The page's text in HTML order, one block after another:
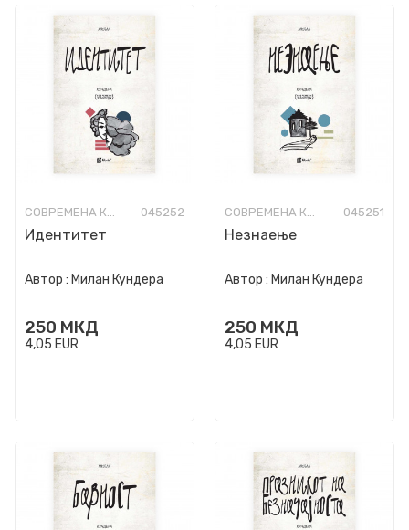
СОВРЕМЕНА КНИЖЕВНОСТ 045252
Идентитет
Автор : Милан Кундера
250 МКД
4,05 EUR
СОВРЕМЕНА КНИЖЕВНОСТ 045251
Незнаење
Автор : Милан Кундера
250 МКД
4,05 EUR